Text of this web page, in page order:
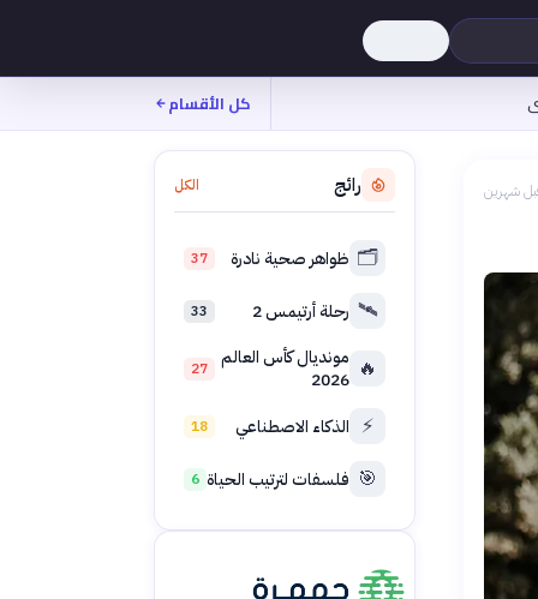
كل الأقسام
شهرين رائج الكل
🗂️ ظواهر صحية نادرة 37
🛰️ رحلة أرتيمس 2 33
🔥 مونديال كأس العالم
2026
27
⚡ الذكاء الاصطناعي 18
🎯 فلسفات لترتيب الحياة 6